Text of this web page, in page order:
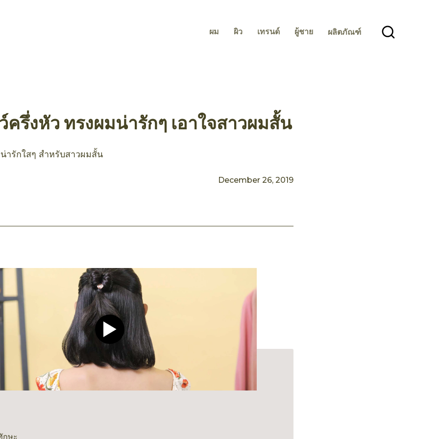
ผม ผิว เทรนด์ ผู้ชาย ผลิตภัณฑ์
ครึ่งหัว ทรงผมน่ารักๆ เอาใจสาวผมสั้น
ารักใสๆ สำหรับสาวผมสั้น
December 26, 2019
Play video CLEAR Men Deep Cleanse Shampoo.
กษะ